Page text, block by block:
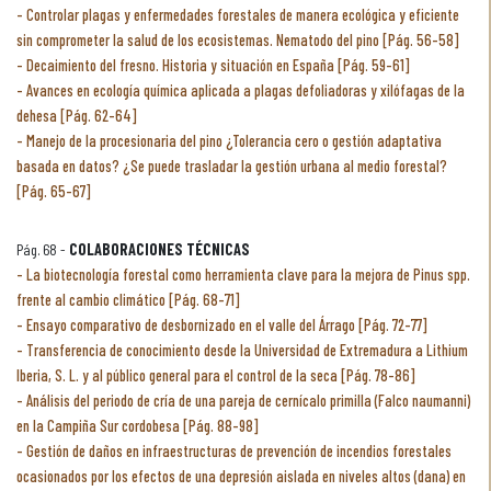
Controlar plagas y enfermedades forestales de manera ecológica y eficiente
sin comprometer la salud de los ecosistemas. Nematodo del pino [Pág. 56-58]
Decaimiento del fresno. Historia y situación en España [Pág. 59-61]
Avances en ecología química aplicada a plagas defoliadoras y xilófagas de la
dehesa [Pág. 62-64]
Manejo de la procesionaria del pino ¿Tolerancia cero o gestión adaptativa
basada en datos? ¿Se puede trasladar la gestión urbana al medio forestal?
[Pág. 65-67]
Pág. 68 - COLABORACIONES TÉCNICAS
La biotecnología forestal como herramienta clave para la mejora de Pinus spp.
frente al cambio climático [Pág. 68-71]
Ensayo comparativo de desbornizado en el valle del Árrago [Pág. 72-77]
Transferencia de conocimiento desde la Universidad de Extremadura a Lithium
Iberia, S. L. y al público general para el control de la seca [Pág. 78-86]
Análisis del periodo de cría de una pareja de cernícalo primilla (Falco naumanni)
en la Campiña Sur cordobesa [Pág. 88-98]
Gestión de daños en infraestructuras de prevención de incendios forestales
ocasionados por los efectos de una depresión aislada en niveles altos (dana) en